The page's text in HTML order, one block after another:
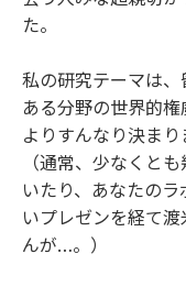
た。
私の研究テーマは、
ある分野の世界的
よりすんなり決まり
（通常、少なくと
いたり、あなたの
いプレゼンを経て
んが…。）